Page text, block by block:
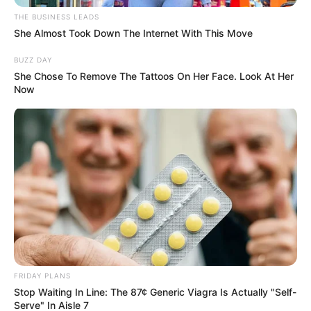
1 cucharada de polvo de hornear
THE BUSINESS LEADS
She Almost Took Down The Internet With This Move
BUZZ DAY
She Chose To Remove The Tattoos On Her Face. Look At Her
Now
FRIDAY PLANS
Stop Waiting In Line: The 87¢ Generic Viagra Is Actually "Self-
Serve" In Aisle 7